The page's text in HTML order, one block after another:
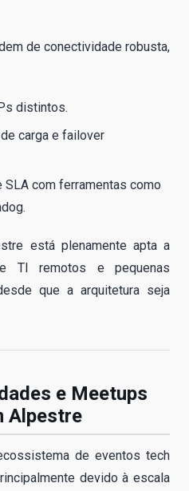
de conectividade robusta,
distintos.
carga e failover
com ferramentas como
está plenamente apta a
TI remotos e pequenas
que a arquitetura seja
e Meetups
Alpestre
de eventos tech
devido à escala